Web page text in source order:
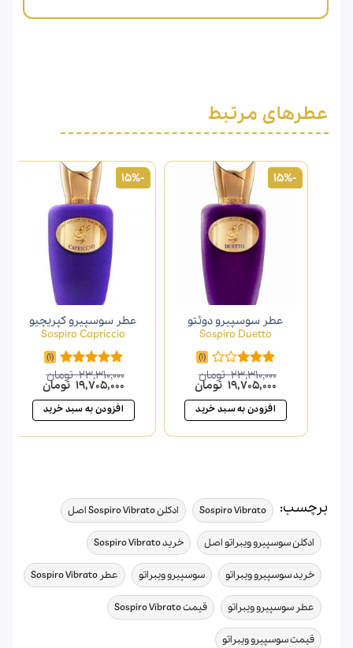
عطرهای مرتبط
-15%
عطر سوسپیرو دوئتو
Sospiro Duetto
امتیاز
3.00از
5
(1)
23,310,000 تومان
قیمت
اصلی
23,310,000 تومان
بود.
19,705,000 تومانقیمت
فعلی
19,705,000 تومان
است.افزودن به سبد خرید
-15%
عطر سوسپیرو کپریچیو
Sospiro Capriccio
امتیاز5.00
از 5
(1)
23,310,000 تومان
قیمت
اصلی
23,310,000 تومان
بود.
19,705,000 تومانقیمت
است.
افزودن به سبد خرید
برچسب: Sospiro Vibrato
, ادکلن Sospiro Vibrato اصل ,
ادکلن سوسپیرو ویبراتو اصل , خرید Sospiro Vibrato ,
خرید سوسپیرو ویبراتو , سوسپیرو ویبراتو , عطر Sospiro Vibrato ,
عطر سوسپیرو ویبراتو , قیمت Sospiro Vibrato ,
قیمت سوسپیرو ویبراتو